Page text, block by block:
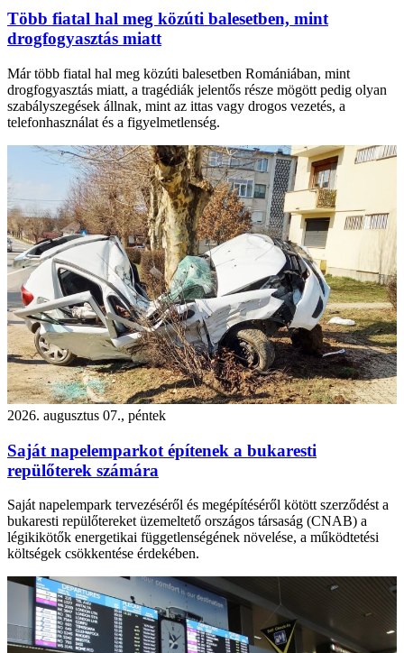
Több fiatal hal meg közúti balesetben, mint
drogfogyasztás miatt
Már több fiatal hal meg közúti balesetben Romániában, mint
drogfogyasztás miatt, a tragédiák jelentős része mögött pedig olyan
szabályszegések állnak, mint az ittas vagy drogos vezetés, a
telefonhasználat és a figyelmetlenség.
2026. augusztus 07., péntek
Saját napelemparkot építenek a bukaresti
repülőterek számára
Saját napelempark tervezéséről és megépítéséről kötött szerződést a
bukaresti repülőtereket üzemeltető országos társaság (CNAB) a
légikikötők energetikai függetlenségének növelése, a működtetési
költségek csökkentése érdekében.